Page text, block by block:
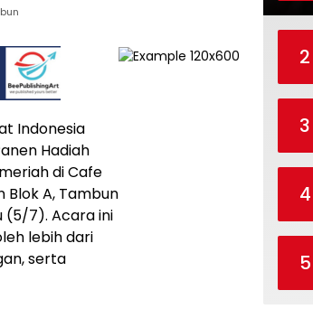
Indonesia
Hadiah
di Cafe
Blok A, Tambun
(5/7). Acara ini
lebih dari
serta
2
3
4
5